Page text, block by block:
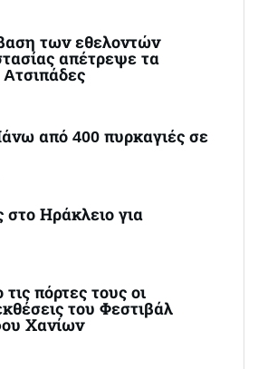
των εθελοντών
απέτρεψε τα
Aτσιπάδες
από 400 πυρκαγιές σε
Ηράκλειο για
πόρτες τους οι
του Φεστιβάλ
Χανίων